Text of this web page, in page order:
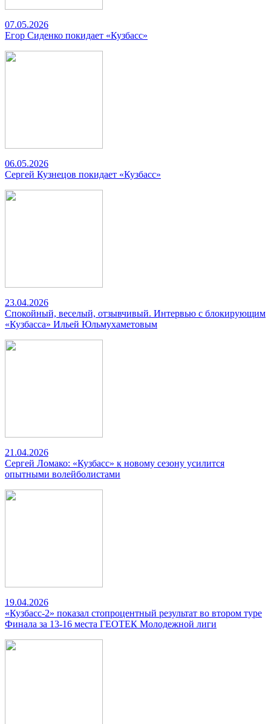
07.05.2026
Егор Сиденко покидает «Кузбасс»
06.05.2026
Сергей Кузнецов покидает «Кузбасс»
23.04.2026
Спокойный, веселый, отзывчивый. Интервью с блокирующим
«Кузбасса» Ильей Юльмухаметовым
21.04.2026
Сергей Ломако: «Кузбасс» к новому сезону усилится
опытными волейболистами
19.04.2026
«Кузбасс-2» показал стопроцентный результат во втором туре
Финала за 13-16 места ГЕОТЕК Молодежной лиги